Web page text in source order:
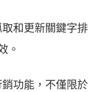
和更新關鍵字排
。
功能，不僅限於